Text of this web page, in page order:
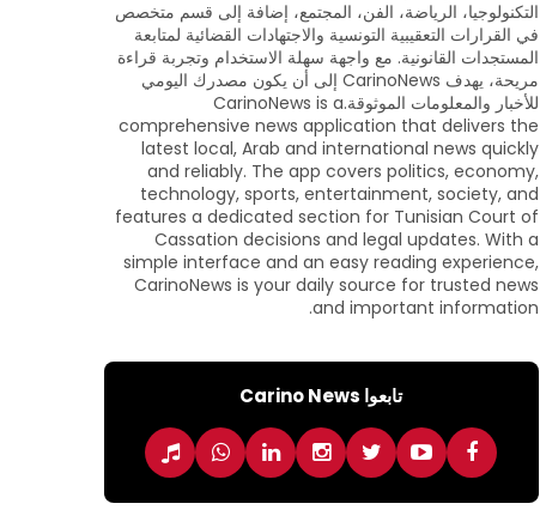
التكنولوجيا، الرياضة، الفن، المجتمع، إضافة إلى قسم متخصص
في القرارات التعقيبية التونسية والاجتهادات القضائية لمتابعة
المستجدات القانونية. مع واجهة سهلة الاستخدام وتجربة قراءة
مريحة، يهدف CarinoNews إلى أن يكون مصدرك اليومي
للأخبار والمعلومات الموثوقة.CarinoNews is a
comprehensive news application that delivers the
latest local, Arab and international news quickly
and reliably. The app covers politics, economy,
technology, sports, entertainment, society, and
features a dedicated section for Tunisian Court of
Cassation decisions and legal updates. With a
simple interface and an easy reading experience,
CarinoNews is your daily source for trusted news
and important information.
تابعوا Carino News